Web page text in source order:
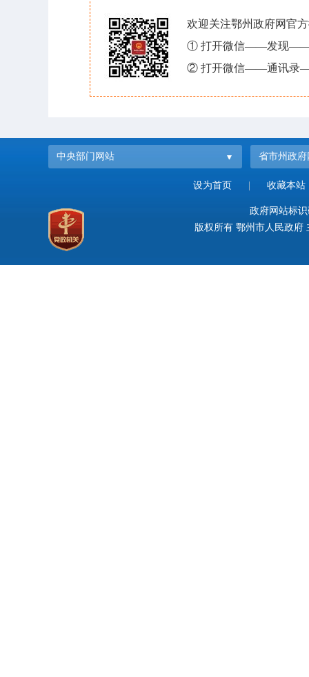
欢迎关注鄂州政府网官
① 打开微信——发现——
② 打开微信——通讯录
中央部门网站 省市州政府
设为首页 收藏本站
政府网站标
版权所有 鄂州市人民政府